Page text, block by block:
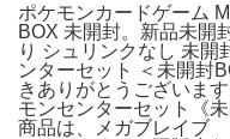
ポケモンカードゲーム
BOX 未開封。新品未開
り シュリンクなし 未開
ンターセット ＜未開封
きありがとうございま
モンセンターセット《
商品は、メガブレイ